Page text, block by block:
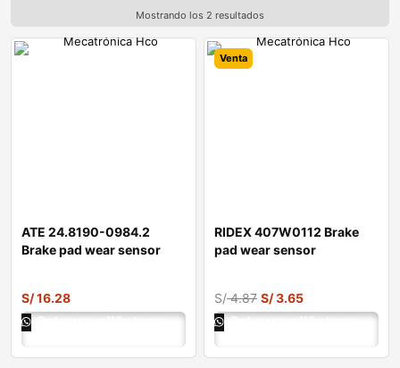
Mostrando los 2 resultados
ATE 24.8190-0984.2
Brake pad wear sensor
S/16.28
Ordenar por Whatsapp
Venta
RIDEX 407W0112 Brake
pad wear sensor
S/4.87 S/3.65
Ordenar por Whatsapp